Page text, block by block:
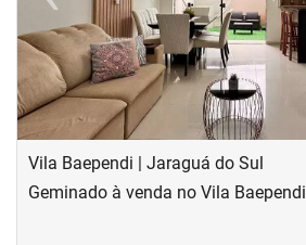
Previous
Vila Baependi | Jaraguá do Sul
Geminado à venda no Vila Baependi